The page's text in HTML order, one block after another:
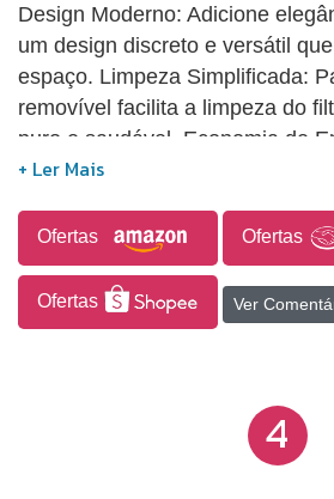
Design Moderno: Adicione
um design discreto e versátil
espaço. Limpeza Simplificada:
removível facilita a limpeza do
puro e saudável. Economia de
Classificação energética A,
Ativa: Filtro que inibe ácaros,
assegurando um ambiente mais
Prática: Painel que dispensa
uma instalação fácil e
Ofertas Ofertas
Ofertas Ver
4